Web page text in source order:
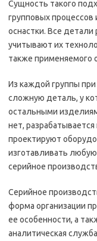
Сущность такого
групповых
оснастки. Все
учитывают их
также применяемого
Из каждой группы
сложную деталь, у
остальными
нет,
проектируют
изготавливать
серийное
Серийное
форма организации
ее особенности, а
аналитическая